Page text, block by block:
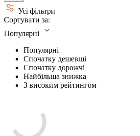
Усі фільтри
Сортувати за:
Популярні
Популярні
Спочатку дешевші
Спочатку дорожчі
Найбільша знижка
З високим рейтингом